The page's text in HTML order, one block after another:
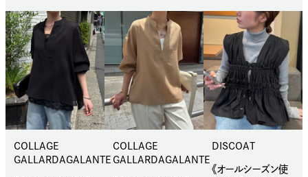
COLLAGE
GALLARDAGALANTE
COLLAGE
GALLARDAGALANTE
DISCOAT
《オールシーズン使